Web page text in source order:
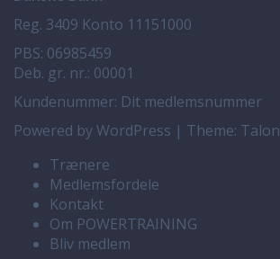
Reg. 3409 Konto 11151000
PBS: 06985459
Deb. gr. nr.: 00001
Kundenummer: Dit medlemsnummer
Powered by WordPress | Theme: Talon
Trænere
Medlemsfordele
Kontakt
Om POWERTRAINING
Bliv medlem